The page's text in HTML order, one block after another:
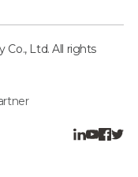
Co., Ltd. All rights